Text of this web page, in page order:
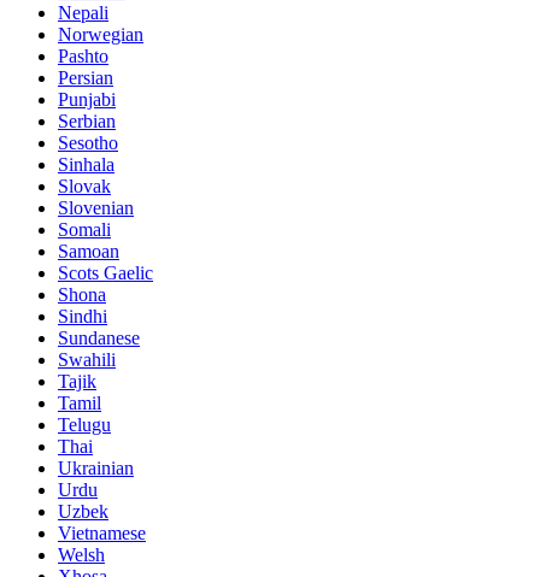
Nepali
Norwegian
Pashto
Persian
Punjabi
Serbian
Sesotho
Sinhala
Slovak
Slovenian
Somali
Samoan
Scots Gaelic
Shona
Sindhi
Sundanese
Swahili
Tajik
Tamil
Telugu
Thai
Ukrainian
Urdu
Uzbek
Vietnamese
Welsh